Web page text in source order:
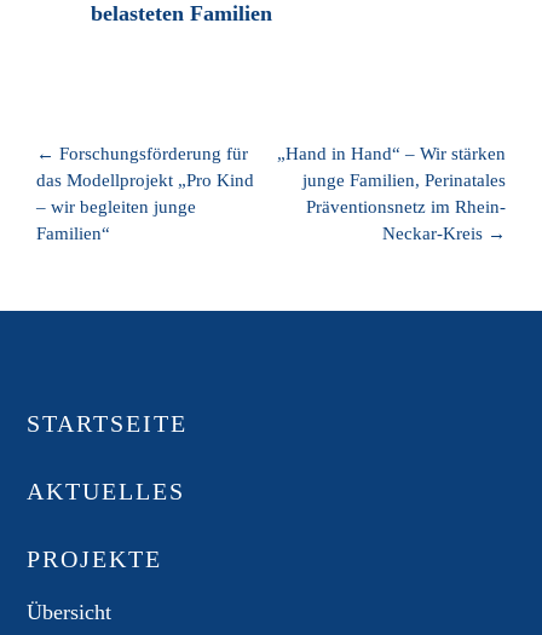
belasteten Familien
← Forschungsförderung für
das Modellprojekt „Pro Kind
– wir begleiten junge
Familien“
„Hand in Hand“ – Wir stärken
junge Familien, Perinatales
Präventionsnetz im Rhein-
Neckar-Kreis →
STARTSEITE
AKTUELLES
PROJEKTE
Übersicht